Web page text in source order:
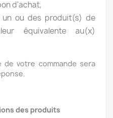
d'achat,
un ou des produit(s) de
équivalente au(x)
de votre commande sera
des produits